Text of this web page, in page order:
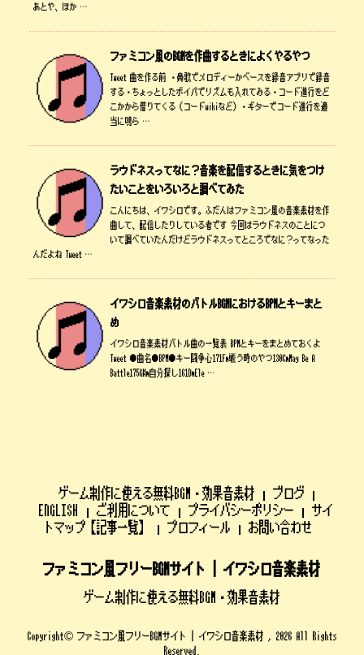
あとや、ほか …
ファミコン風のBGMを作曲するときによくやるやつ
Tweet 曲を作る前 ・鼻歌でメロディーかベースを録音アプリで録音
する・ちょっとしたボイパでリズムも入れてみる・コード進行をど
こかから借りてくる（コードwikiなど）・ギターでコード進行を適
当に鳴ら …
ラウドネスってなに？音楽を配信するときに気をつけ
たいことをいろいろと調べてみた
こんにちは、イワシロです。ふだんはファミコン風の音楽素材を作
曲して、配信したりしている者です 今回はラウドネスのことにつ
いて調べていたんだけどラウドネスってところでなに？ってなった
んだよね Tweet …
イワシロ音楽素材のバトルBGMにおけるBPMとキーまと
め
イワシロ音楽素材バトル曲の一覧表 BPMとキーをまとめておくよ
Tweet ●曲名●BPM●キー闘争心171Fm戦う時のやつ130CmMay Be A
Battle175G#m自分探し161DmEle …
ゲーム制作に使える無料BGM・効果音素材
ブログ
ENGLISH
ご利用について プライバシーポリシー
サイ
トマップ【記事一覧】
プロフィール お問い合わせ
ファミコン風フリーBGMサイト | イワシロ音楽素材
ゲーム制作に使える無料BGM・効果音素材
Copyright© ファミコン風フリーBGMサイト | イワシロ音楽素材 , 2026 All Rights
Reserved.